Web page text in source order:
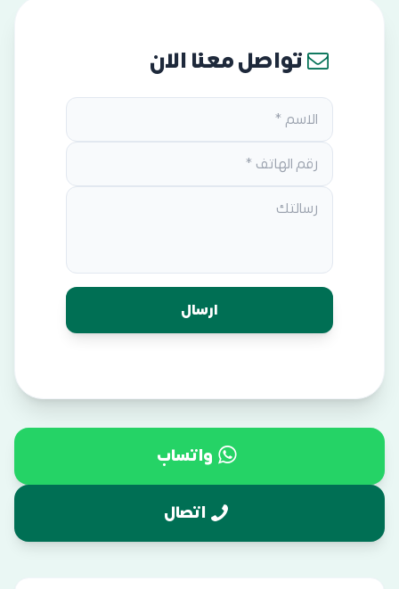
تواصل معنا الان
واتساب
اتصال